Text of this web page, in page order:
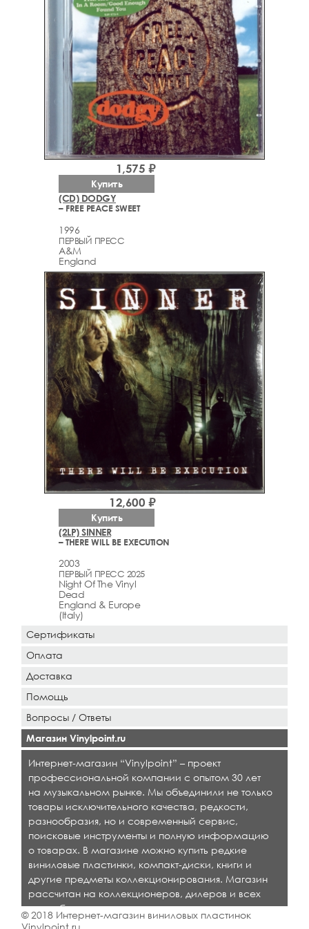
(CD) DODGY
– FREE PEACE SWEET
1996
ПЕРВЫЙ ПРЕСС
A&M
England
1,575 ₽
Купить
(2LP) SINNER
– THERE WILL BE EXECUTION
2003
ПЕРВЫЙ ПРЕСС 2025
Night Of The Vinyl
Dead
England & Europe
(Italy)
12,600 ₽
Купить
Сертификаты
Оплата
Доставка
Помощь
Вопросы / Ответы
Магазин Vinylpoint.ru
Интернет-магазин “Vinylpoint” – проект
профессиональной компании с опытом 30 лет
на музыкальном рынке. Мы объединили не только
товары исключительного качества, редкости,
разнообразия, но и современный сервис,
поисковые инструменты и полную информацию
о товарах. В магазине можно купить редкие
виниловые пластинки, компакт-диски, книги и
другие предметы коллекционирования. Магазин
рассчитан на коллекционеров, дилеров и всех
кто любит качественную музыку.
© 2018 Интернет-магазин виниловых пластинок